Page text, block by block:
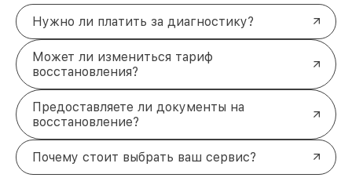
Нужно ли платить за диагностику?
Может ли измениться тариф
восстановления?
Предоставляете ли документы на
восстановление?
Почему стоит выбрать ваш сервис?